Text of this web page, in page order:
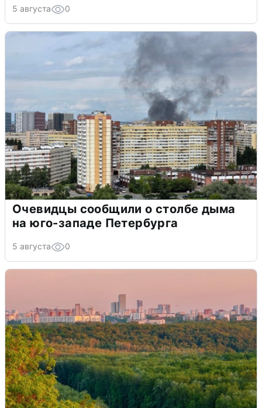
5 августа 0
Очевидцы сообщили о столбе дыма
на юго-западе Петербурга
5 августа 0